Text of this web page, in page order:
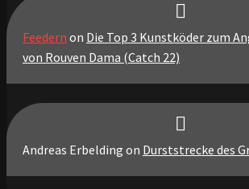
Feedern on Die Top 3 Kunstköder zum
von Rouven Dama (Catch 22)
Andreas Erbelding on Durststrecke des